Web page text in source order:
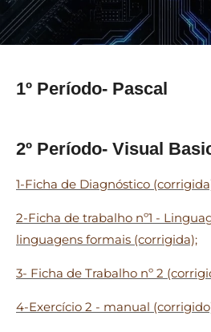
1º Período- Pascal
2º Período- Visual
1-Ficha de Diagnóstico
2-Ficha de trabalho nº1 -
linguagens formais (corrigida);
3- Ficha de Trabalho nº 2
4-Exercício 2 - manual